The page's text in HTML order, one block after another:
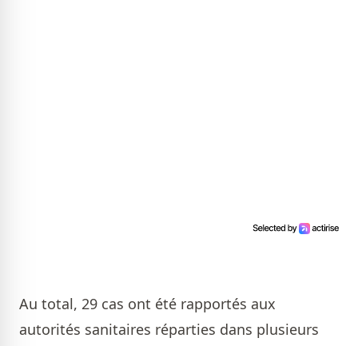
Au total, 29 cas ont été rapportés aux
autorités sanitaires réparties dans plusieurs